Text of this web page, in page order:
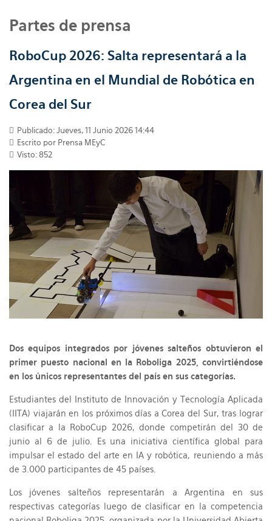
Partes de prensa
RoboCup 2026: Salta representará a la
Argentina en el Mundial de Robótica en
Corea del Sur
Publicado: Jueves, 11 Junio 2026 14:44
Escrito por Prensa MEyC
Visto: 852
Dos equipos integrados por jóvenes salteños obtuvieron el
primer puesto nacional en la Roboliga 2025, convirtiéndose
en los únicos representantes del país en sus categorías.
Estudiantes del Instituto de Innovación y Tecnología Aplicada
(IITA) viajarán en los próximos días a Corea del Sur, tras lograr
clasificar a la RoboCup 2026, donde competirán del 30 de
junio al 6 de julio. Es una iniciativa científica global para
impulsar el estado del arte en IA y robótica, reuniendo a más
de 3.000 participantes de 45 países.
Los jóvenes salteños representarán a Argentina en sus
respectivas categorías luego de clasificar en la competencia